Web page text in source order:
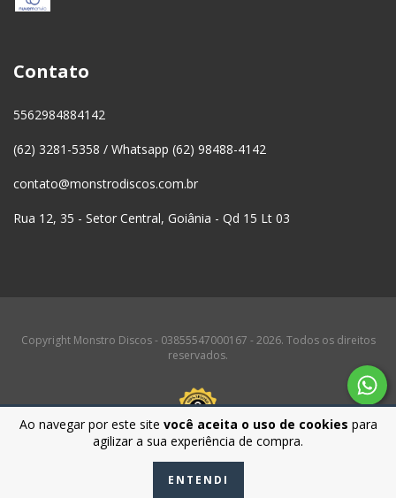
Ao navegar por este site você aceita o uso de cookies para
agilizar a sua experiência de compra.
ENTENDI
Contato
5562984884142
(62) 3281-5358 / Whatsapp (62) 98488-4142
contato@monstrodiscos.com.br
Rua 12, 35 - Setor Central, Goiânia - Qd 15 Lt 03
Copyright Monstro Discos - 03855547000167 - 2026. Todos os direitos
reservados.